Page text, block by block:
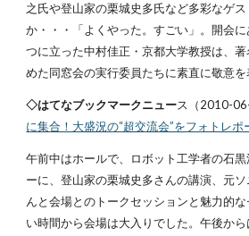
之氏や登山家の栗城史多氏など多彩なゲ
か・・・「よくやった。すごい」。開会
つに立った中村佳正・京都大学教授は、
めた同窓会の実行委員たちに素直に敬意を
◇はてなブックマークニュース（2010-
に集合！大盛況の“超交流会”をフォトレポ
午前中はホールで、ロボット工学者の石
ーに、登山家の栗城史多さんの講演、元
んと会場とのトークセッションと魅力的
い時間から会場は大入りでした。午後か